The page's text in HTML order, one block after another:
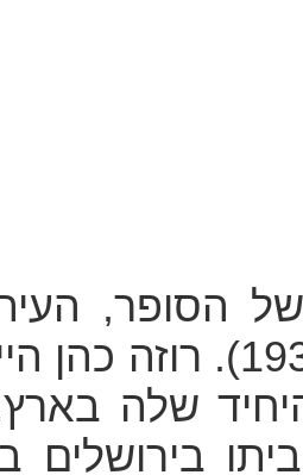
הסופר,
(1936-1856). רוזה
שלה